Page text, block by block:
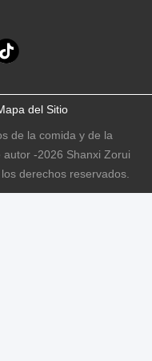
del Sitio
de la comida y de la
-2026 Shanxi Zorui
derechos reservados.